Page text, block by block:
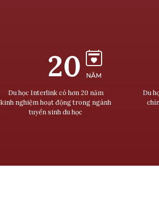
20 NĂM
Du học Interlink có hơn 20 năm
kinh nghiệm hoạt động trong ngành
tuyển sinh du học
Du